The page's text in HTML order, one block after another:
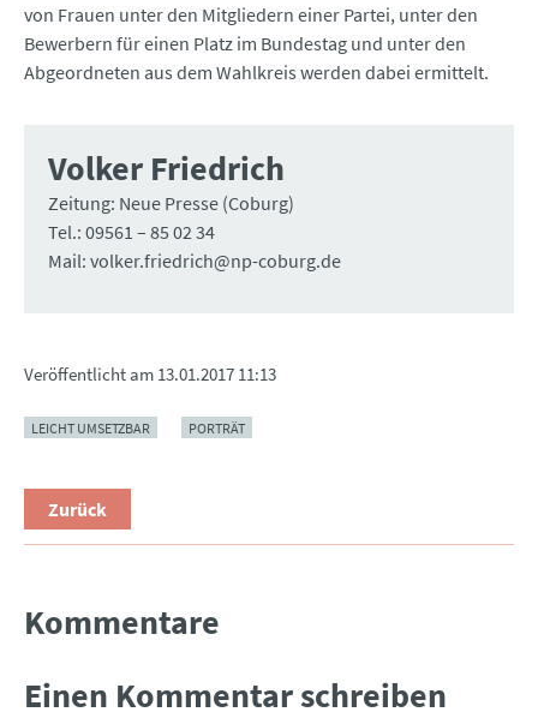
von Frauen unter den Mitgliedern einer Partei, unter den
Bewerbern für einen Platz im Bundestag und unter den
Abgeordneten aus dem Wahlkreis werden dabei ermittelt.
Volker Friedrich
Zeitung: Neue Presse (Coburg)
Tel.: 09561 – 85 02 34
Mail: volker.friedrich@np-coburg.de
Veröffentlicht am 13.01.2017 11:13
LEICHT UMSETZBAR PORTRÄT
Zurück
Kommentare
Einen Kommentar schreiben